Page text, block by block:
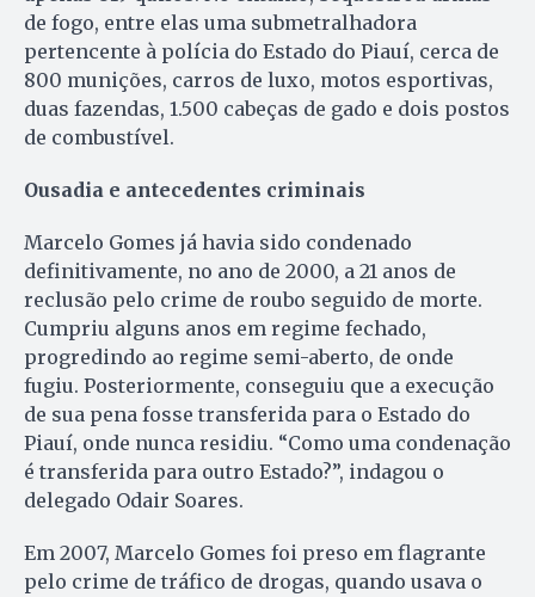
de fogo, entre elas uma submetralhadora
pertencente à polícia do Estado do Piauí, cerca de
800 munições, carros de luxo, motos esportivas,
duas fazendas, 1.500 cabeças de gado e dois postos
de combustível.
Ousadia e antecedentes criminais
Marcelo Gomes já havia sido condenado
definitivamente, no ano de 2000, a 21 anos de
reclusão pelo crime de roubo seguido de morte.
Cumpriu alguns anos em regime fechado,
progredindo ao regime semi-aberto, de onde
fugiu. Posteriormente, conseguiu que a execução
de sua pena fosse transferida para o Estado do
Piauí, onde nunca residiu. “Como uma condenação
é transferida para outro Estado?”, indagou o
delegado Odair Soares.
Em 2007, Marcelo Gomes foi preso em flagrante
pelo crime de tráfico de drogas, quando usava o